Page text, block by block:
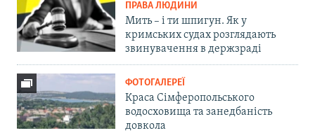
ПРАВА ЛЮДИНИ
Мить – і ти шпигун. Як у
кримських судах розглядають
звинувачення в держзраді
ФОТОГАЛЕРЕЇ
Краса Сімферопольського
водосховища та занедбаність
довкола